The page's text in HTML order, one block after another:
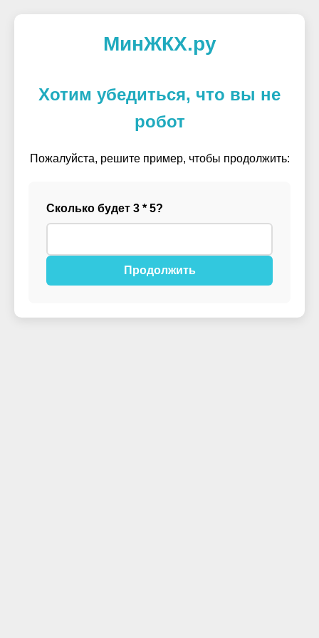
МинЖКХ.ру
Хотим убедиться, что вы не
робот
Пожалуйста, решите пример, чтобы продолжить:
Сколько будет 3 * 5?
Продолжить